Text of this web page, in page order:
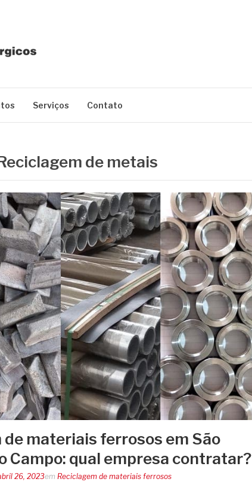
Serviços Contato
de metais
de materiais ferrosos em São
Campo: qual empresa contratar?
26, 2023em Reciclagem de materiais ferrosos